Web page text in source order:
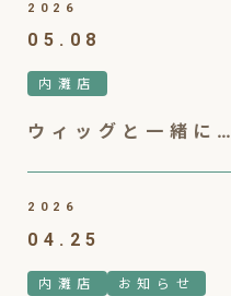
2026
05.08
内灘店
ウィッグと一緒に…
2026
04.25
内灘店 お知らせ